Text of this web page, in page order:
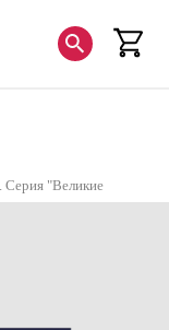
"Великие